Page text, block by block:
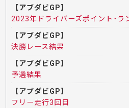
【アブダビGP】
2023年ドライバーズポイント･ラ
【アブダビGP】
決勝レース結果
【アブダビGP】
予選結果
【アブダビGP】
フリー走行3回目